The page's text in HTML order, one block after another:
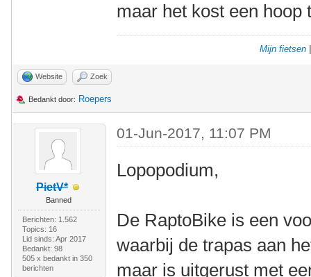
maar het kost een hoop
Mijn fietsen
Website Zoek
Bedankt door: Roepers
PietV*
Banned
Berichten: 1.562
Topics: 16
Lid sinds: Apr 2017
Bedankt: 98
505 x bedankt in 350
berichten
01-Jun-2017, 11:07 PM
Lopopodium,
De RaptoBike is een
waarbij de trapas aan
maar is uitgerust met